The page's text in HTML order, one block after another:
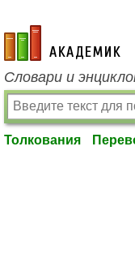
academic.ru
Словари и
Толкования